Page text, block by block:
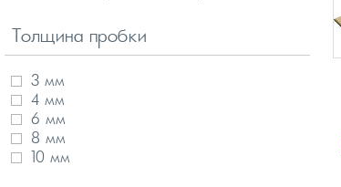
Толщина пробки
3 мм
4 мм
6 мм
8 мм
10 мм